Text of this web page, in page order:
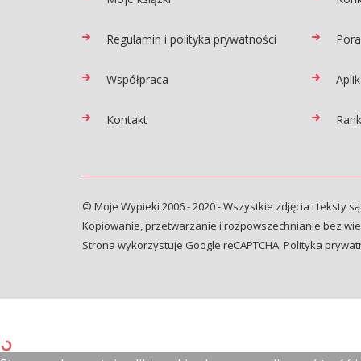
Regulamin i polityka prywatności
Współpraca
Kontakt
© Moje Wypieki 2006 - 2020 - Wszystkie zdjęcia i teksty
Kopiowanie, przetwarzanie i rozpowszechnianie bez
Strona wykorzystuje Google reCAPTCHA. Polityka